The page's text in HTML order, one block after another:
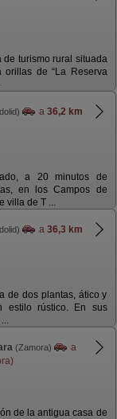
de turismo rural situada
de “La Reserva
a 36,2 km
a 20 minutos de
en los Campos de
villa de T ...
a 36,3 km
de dos plantas, ático y
estilo rústico. En sus
(Zamora)
a
de la antigua casa de